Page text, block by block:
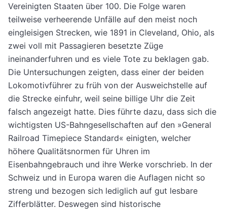
Vereinigten Staaten über 100. Die Folge waren
teilweise verheerende Unfälle auf den meist noch
eingleisigen Strecken, wie 1891 in Cleveland, Ohio, als
zwei voll mit Passagieren besetzte Züge
ineinanderfuhren und es viele Tote zu beklagen gab.
Die Untersuchungen zeigten, dass einer der beiden
Lokomotivführer zu früh von der Ausweichstelle auf
die Strecke einfuhr, weil seine billige Uhr die Zeit
falsch angezeigt hatte. Dies führte dazu, dass sich die
wichtigsten US-Bahngesellschaften auf den »General
Railroad Timepiece Standard« einigten, welcher
höhere Qualitätsnormen für Uhren im
Eisenbahngebrauch und ihre Werke vorschrieb. In der
Schweiz und in Europa waren die Auflagen nicht so
streng und bezogen sich lediglich auf gut lesbare
Zifferblätter. Deswegen sind historische